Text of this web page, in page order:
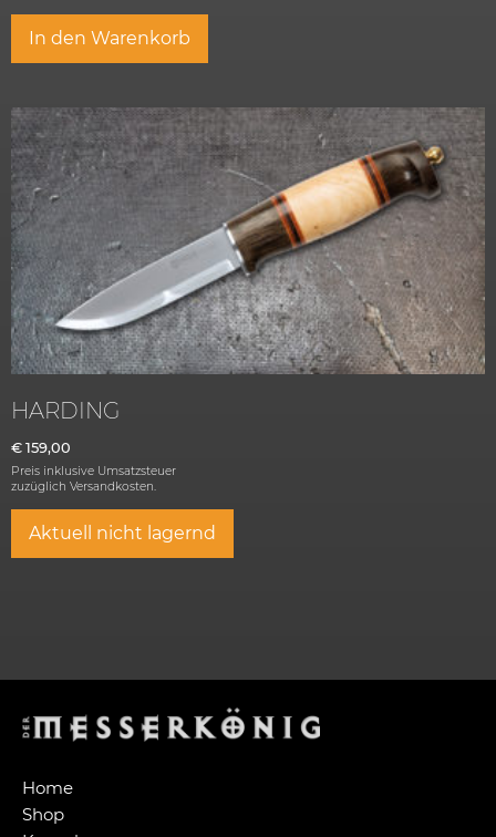
In den Warenkorb
HARDING
€ 159,00
Preis inklusive Umsatzsteuer
zuzüglich Versandkosten.
Aktuell nicht lagernd
Home
Shop